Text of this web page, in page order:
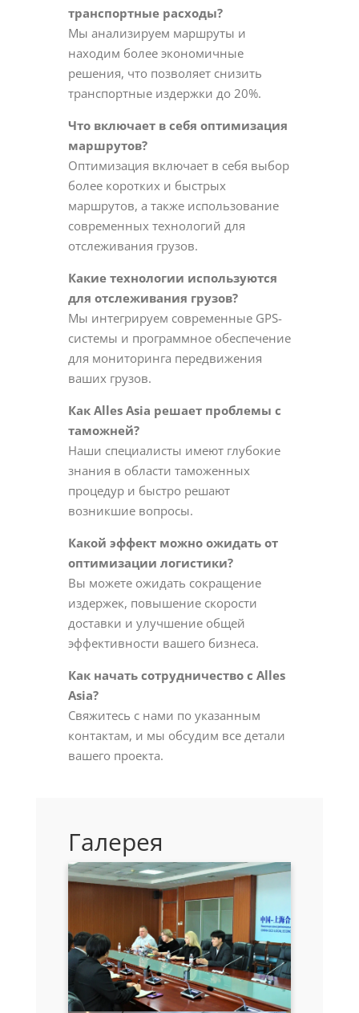
транспортные расходы?
Мы анализируем маршруты и
находим более экономичные
решения, что позволяет снизить
транспортные издержки до 20%.
Что включает в себя оптимизация
маршрутов?
Оптимизация включает в себя выбор
более коротких и быстрых
маршрутов, а также использование
современных технологий для
отслеживания грузов.
Какие технологии используются
для отслеживания грузов?
Мы интегрируем современные GPS-
системы и программное обеспечение
для мониторинга передвижения
ваших грузов.
Как Alles Asia решает проблемы с
таможней?
Наши специалисты имеют глубокие
знания в области таможенных
процедур и быстро решают
возникшие вопросы.
Какой эффект можно ожидать от
оптимизации логистики?
Вы можете ожидать сокращение
издержек, повышение скорости
доставки и улучшение общей
эффективности вашего бизнеса.
Как начать сотрудничество с Alles
Asia?
Свяжитесь с нами по указанным
контактам, и мы обсудим все детали
вашего проекта.
Галерея